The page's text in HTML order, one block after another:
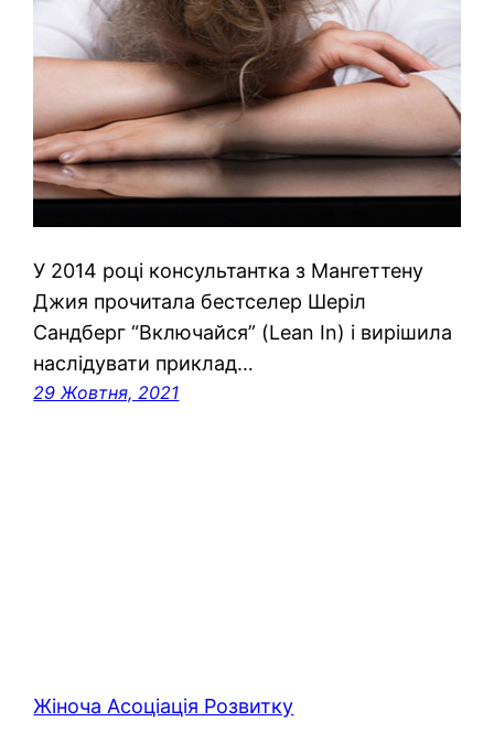
У 2014 році консультантка з Мангеттену
Джия прочитала бестселер Шеріл
Сандберг “Включайся” (Lean In) і вирішила
наслідувати приклад…
29 Жовтня, 2021
Жіноча Асоціація Розвитку